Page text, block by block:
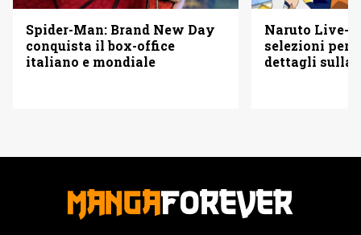
Spider-Man: Brand New Day
conquista il box-office
italiano e mondiale
Naruto Live-
selezioni per
dettagli sulla